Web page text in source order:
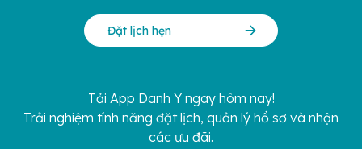
Đặt lịch hẹn
Tải App Danh Y ngay hôm nay!
Trải nghiệm tính năng đặt lịch, quản lý hồ sơ và nhận
các ưu đãi.